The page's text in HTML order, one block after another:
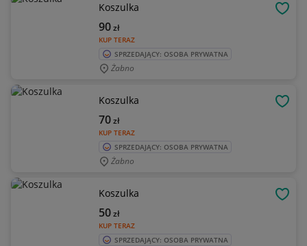
Koszulka
KUP TERAZ
90zł
SPRZEDAJĄCY: OSOBA PRYWATNA
Żabno
Koszulka
KUP TERAZ
70zł
SPRZEDAJĄCY: OSOBA PRYWATNA
Żabno
Koszulka
KUP TERAZ
50zł
SPRZEDAJĄCY: OSOBA PRYWATNA